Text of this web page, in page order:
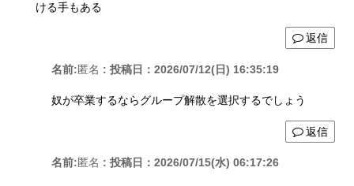
ける手もある
返信
名前:匿名 : 投稿日：2026/07/12(日) 16:35:19
奴が卒業するならグループ解散を選択するでしょう
返信
名前:匿名 : 投稿日：2026/07/15(水) 06:17:26